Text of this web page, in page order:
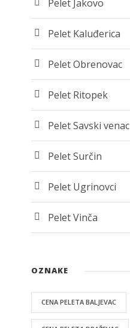
Pelet Jakovo
Pelet Kaluđerica
Pelet Obrenovac
Pelet Ritopek
Pelet Savski venac
Pelet Surčin
Pelet Ugrinovci
Pelet Vinča
OZNAKE
CENA PELETA BALJEVAC